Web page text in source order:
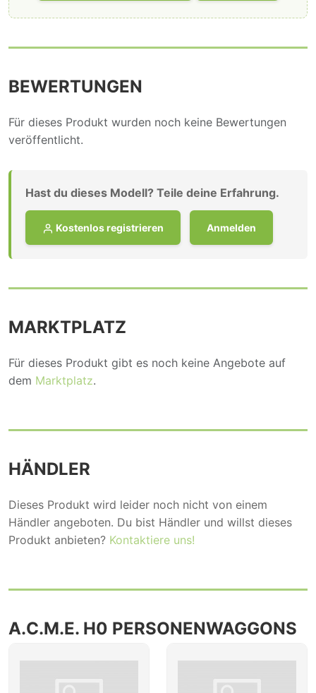
BEWERTUNGEN
Für dieses Produkt wurden noch keine Bewertungen
veröffentlicht.
Hast du dieses Modell? Teile deine Erfahrung.
Kostenlos registrieren Anmelden
MARKTPLATZ
Für dieses Produkt gibt es noch keine Angebote auf
dem Marktplatz.
HÄNDLER
Dieses Produkt wird leider noch nicht von einem
Händler angeboten. Du bist Händler und willst dieses
Produkt anbieten? Kontaktiere uns!
A.C.M.E. H0 PERSONENWAGGONS